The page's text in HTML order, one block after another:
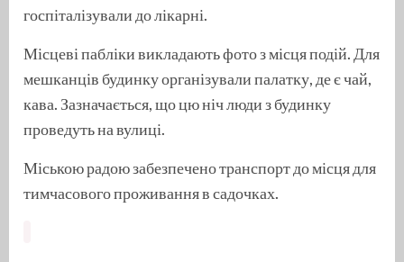
госпіталізували до лікарні.
Місцеві пабліки викладають фото з місця подій. Для
мешканців будинку організували палатку, де є чай,
кава. Зазначається, що цю ніч люди з будинку
проведуть на вулиці.
Міською радою забезпечено транспорт до місця для
тимчасового проживання в садочках.